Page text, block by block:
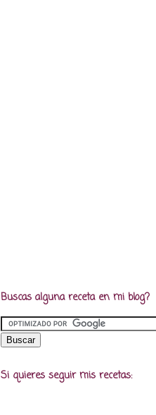
Buscas alguna receta en mi blog?
Si quieres seguir mis recetas: